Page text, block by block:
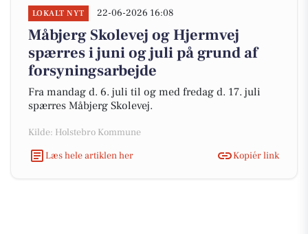
LOKALT NYT 22-06-2026 16:08
Måbjerg Skolevej og Hjermvej
spærres i juni og juli på grund af
forsyningsarbejde
Fra mandag d. 6. juli til og med fredag d. 17. juli
spærres Måbjerg Skolevej.
Kilde: Holstebro Kommune
Læs hele artiklen her
Kopiér link